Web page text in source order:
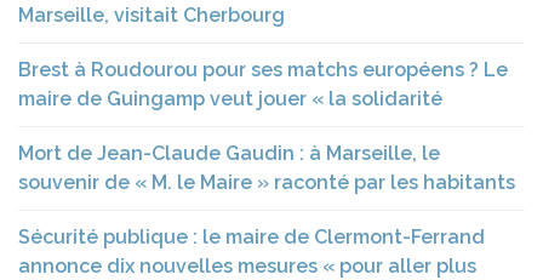
Marseille, visitait Cherbourg
Brest à Roudourou pour ses matchs européens ? Le
maire de Guingamp veut jouer « la solidarité
Mort de Jean-Claude Gaudin : à Marseille, le
souvenir de « M. le Maire » raconté par les habitants
Sécurité publique : le maire de Clermont-Ferrand
annonce dix nouvelles mesures « pour aller plus